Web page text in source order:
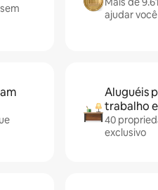
ajudar
Aluguéis
trabalho
40
exclusivo